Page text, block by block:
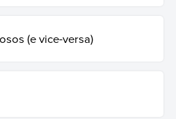
(e vice-versa)